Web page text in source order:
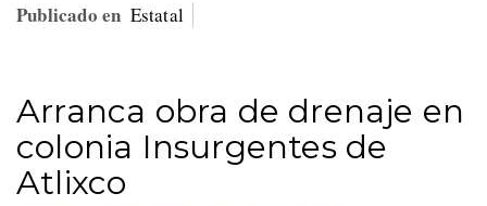
Publicado en Estatal
Arranca obra de drenaje en
colonia Insurgentes de
Atlixco